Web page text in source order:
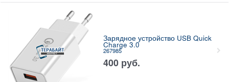
Зарядное устройство USB Quick
Charge 3.0
267985
400 руб.